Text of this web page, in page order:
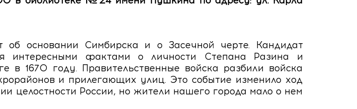
об основании Симбирска и о Засечной черте. Кандидат
интересными фактами о личности Степана Разина и
1670 году. Правительственные войска разбили войска
и прилегающих улиц. Это событие изменило ход
целостности России, но жители нашего города мало о нем